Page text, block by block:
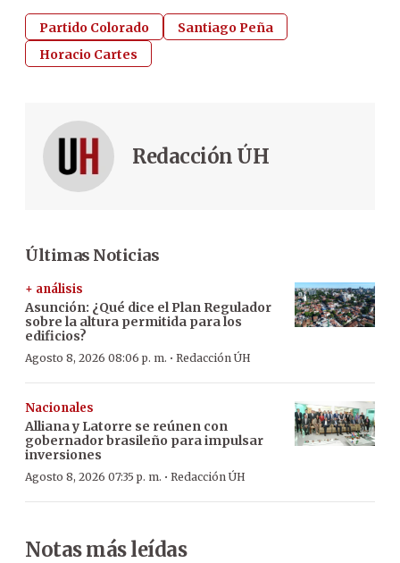
Partido Colorado
Santiago Peña
Horacio Cartes
Redacción ÚH
Últimas Noticias
+ análisis
Asunción: ¿Qué dice el Plan Regulador
sobre la altura permitida para los
edificios?
Agosto 8, 2026 08:06 p. m. · Redacción ÚH
Nacionales
Alliana y Latorre se reúnen con
gobernador brasileño para impulsar
inversiones
Agosto 8, 2026 07:35 p. m. · Redacción ÚH
Notas más leídas